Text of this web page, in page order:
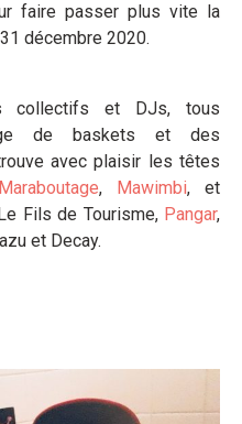
faire passer plus vite la
décembre 2020.
collectifs et DJs, tous
de baskets et des
avec plaisir les têtes
Maraboutage, Mawimbi, et
Fils de Tourisme, Pangar,
et Decay.